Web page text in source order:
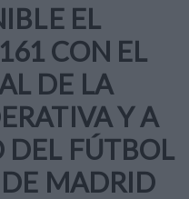
EL
CON EL
DE LA
Y A
DEL FÚTBOL
MADRID